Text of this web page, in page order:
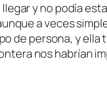
y no podía
a veces
de persona, y ella
nos habrían